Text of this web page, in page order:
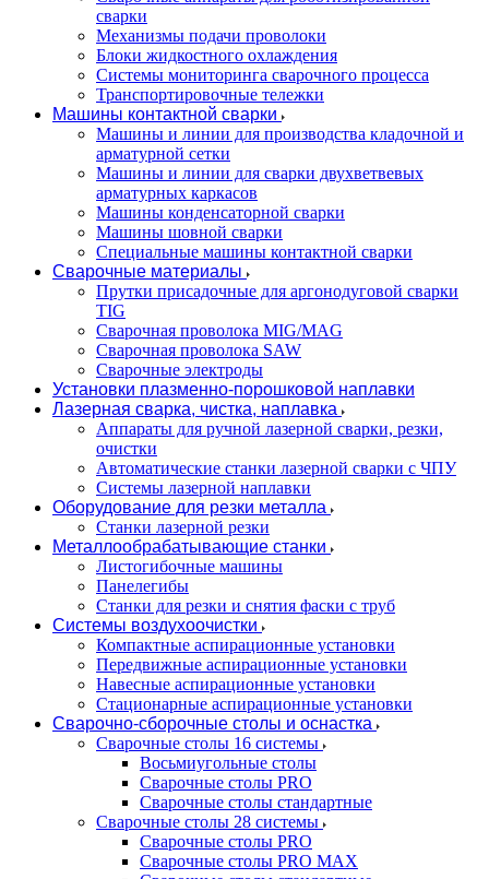
сварки
Механизмы подачи проволоки
Блоки жидкостного охлаждения
Системы мониторинга сварочного процесса
Транспортировочные тележки
Машины контактной сварки
Машины и линии для производства кладочной и
арматурной сетки
Машины и линии для сварки двухветвевых
арматурных каркасов
Машины конденсаторной сварки
Машины шовной сварки
Специальные машины контактной сварки
Сварочные материалы
Прутки присадочные для аргонодуговой сварки
TIG
Сварочная проволока MIG/MAG
Сварочная проволока SAW
Сварочные электроды
Установки плазменно-порошковой наплавки
Лазерная сварка, чистка, наплавка
Аппараты для ручной лазерной сварки, резки,
очистки
Автоматические станки лазерной сварки с ЧПУ
Системы лазерной наплавки
Оборудование для резки металла
Станки лазерной резки
Металлообрабатывающие станки
Листогибочные машины
Панелегибы
Станки для резки и снятия фаски с труб
Системы воздухоочистки
Компактные аспирационные установки
Передвижные аспирационные установки
Навесные аспирационные установки
Стационарные аспирационные установки
Сварочно-сборочные столы и оснастка
Сварочные столы 16 системы
Восьмиугольные столы
Сварочные столы PRO
Сварочные столы стандартные
Сварочные столы 28 системы
Сварочные столы PRO
Сварочные столы PRO MAX